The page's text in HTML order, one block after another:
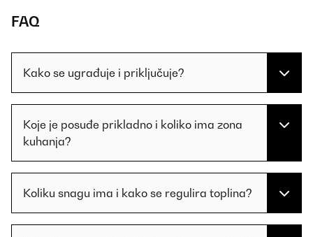
FAQ
Kako se ugrađuje i priključuje?
Koje je posuđe prikladno i koliko ima zona
kuhanja?
Koliku snagu ima i kako se regulira toplina?